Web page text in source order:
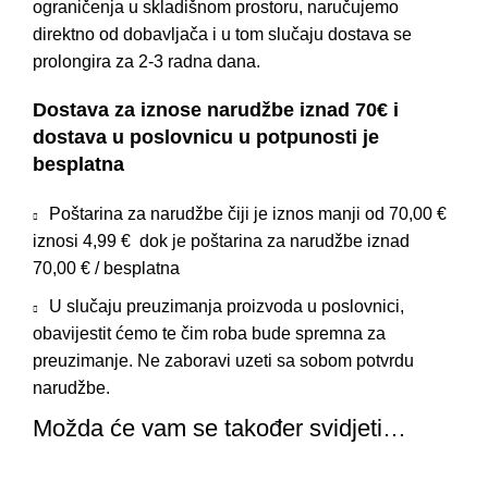
ograničenja u skladišnom prostoru, naručujemo
direktno od dobavljača i u tom slučaju dostava se
prolongira za 2-3 radna dana.
Dostava za iznose narudžbe iznad 70€ i
dostava u poslovnicu u potpunosti je
besplatna
Poštarina za narudžbe čiji je iznos manji od 70,00 €
iznosi 4,99 € dok je poštarina za narudžbe iznad
70,00 € / besplatna
U slučaju preuzimanja proizvoda u poslovnici,
obavijestit ćemo te čim roba bude spremna za
preuzimanje. Ne zaboravi uzeti sa sobom potvrdu
narudžbe.
Možda će vam se također svidjeti…